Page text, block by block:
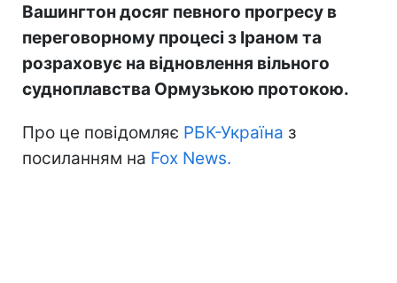
Вашингтон досяг певного прогресу в
переговорному процесі з Іраном та
розраховує на відновлення вільного
судноплавства Ормузькою протокою.
Про це повідомляє РБК-Україна з
посиланням на Fox News.